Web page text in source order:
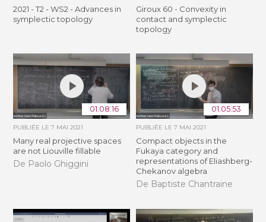
2021 - T2 - WS2 - Advances in
symplectic topology
Giroux 60 - Convexity in
contact and symplectic
topology
01:08:16
PUBLIÉE LE7 MAI 2021
Many real projective spaces
are not Liouville fillable
De Paolo Ghiggini
01:05:53
PUBLIÉE LE 7 MAI 2021
Compact objects in the
Fukaya category and
representations of Eliashberg-
Chekanov algebra
De Baptiste Chantraine